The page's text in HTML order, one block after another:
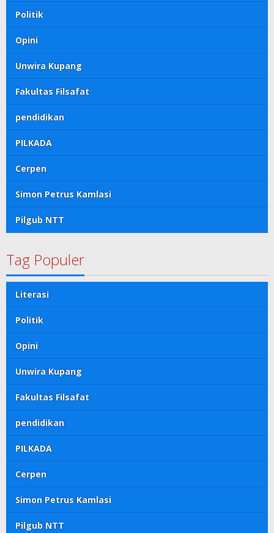
Politik
Opini
Unwira Kupang
Fakultas Filsafat
pendidikan
PILKADA
Cerpen
Simon Petrus Kamlasi
Pilgub NTT
Tag Populer
Literasi
Politik
Opini
Unwira Kupang
Fakultas Filsafat
pendidikan
PILKADA
Cerpen
Simon Petrus Kamlasi
Pilgub NTT